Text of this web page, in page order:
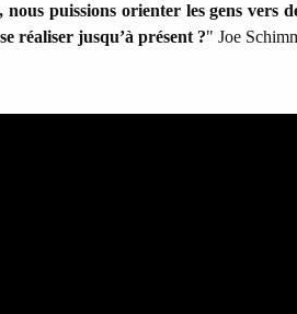
nous puissions orienter les gens vers
réaliser jusqu’à présent ?" Joe